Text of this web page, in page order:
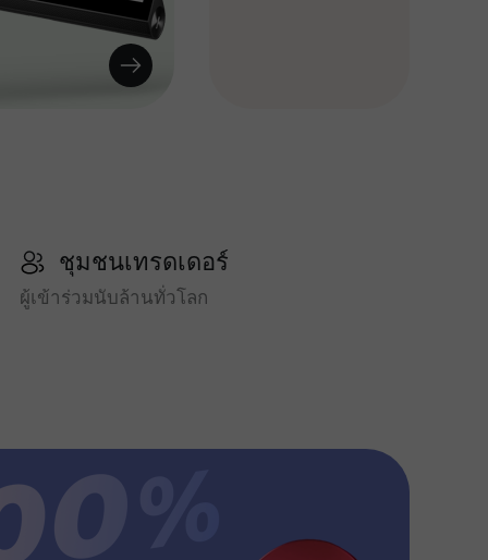
ชุมชนเทรดเดอร์
ผู้เข้าร่วมนับล้านทั่วโลก